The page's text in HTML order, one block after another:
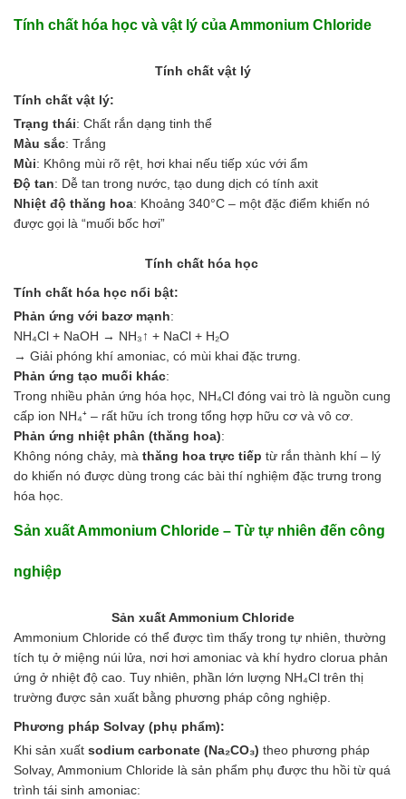
HÓA CHẤT NÔNG NGHIỆP
HÓA CHẤT XÂY DỰNG
Chống thấm sika
Silicone Dow Corning
Silicone KCC
Silicone Apollo
Silicone Kingbond
Silicone Shinetsu
Giới Thiệu
Đối tác
Quy trình sản xuất
Tin tức
VMC GROUP
Ngành Hóa Chất
Tẩy Rửa Diệt Khuẩn
Ngành Thực Phẩm
Ngành Nông Nghiệp
Ngành Thủy Sản
Ngành Môi Trường
Ngành Xây Dựng
Ngành Xi Mạ
Ngành Sơn
Ngành In Ấn Bao Bì
Ngành Gốm Sứ
Ngành Gỗ
Ngành Mỹ Phẩm
Ngành Hóa Dầu
Ngành Giấy
Liên hệ
Tuyển dụng
Tính chất hóa học và vật lý của Ammonium Chloride
Tính chất vật lý
Tính chất vật lý:
Trạng thái: Chất rắn dạng tinh thể
Màu sắc: Trắng
Mùi: Không mùi rõ rệt, hơi khai nếu tiếp xúc với ẩm
Độ tan: Dễ tan trong nước, tạo dung dịch có tính axit
Nhiệt độ thăng hoa: Khoảng 340°C – một đặc điểm khiến nó
được gọi là “muối bốc hơi”
Tính chất hóa học
Tính chất hóa học nổi bật:
Phản ứng với bazơ mạnh:
NH₄Cl + NaOH → NH₃↑ + NaCl + H₂O
→ Giải phóng khí amoniac, có mùi khai đặc trưng.
Phản ứng tạo muối khác:
Trong nhiều phản ứng hóa học, NH₄Cl đóng vai trò là nguồn cung
cấp ion NH₄⁺ – rất hữu ích trong tổng hợp hữu cơ và vô cơ.
Phản ứng nhiệt phân (thăng hoa):
Không nóng chảy, mà thăng hoa trực tiếp từ rắn thành khí – lý
do khiến nó được dùng trong các bài thí nghiệm đặc trưng trong
hóa học.
Sản xuất Ammonium Chloride – Từ tự nhiên đến công
nghiệp
Sản xuất Ammonium Chloride
Ammonium Chloride có thể được tìm thấy trong tự nhiên, thường
tích tụ ở miệng núi lửa, nơi hơi amoniac và khí hydro clorua phản
ứng ở nhiệt độ cao. Tuy nhiên, phần lớn lượng NH₄Cl trên thị
trường được sản xuất bằng phương pháp công nghiệp.
Phương pháp Solvay (phụ phẩm):
Khi sản xuất sodium carbonate (Na₂CO₃) theo phương pháp
Solvay, Ammonium Chloride là sản phẩm phụ được thu hồi từ quá
trình tái sinh amoniac: